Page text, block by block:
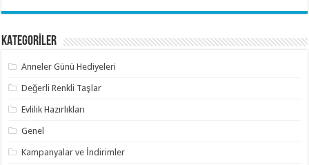
KATEGORİLER
Anneler Günü Hediyeleri
Değerli Renkli Taşlar
Evlilik Hazırlıkları
Genel
Kampanyalar ve İndirimler